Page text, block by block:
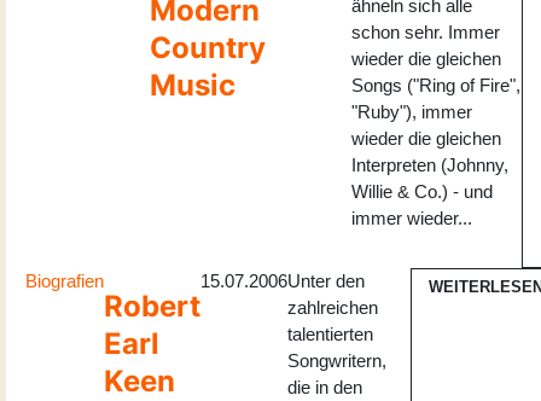
Modern
Country
Music
ähneln sich alle
schon sehr. Immer
wieder die gleichen
Songs ("Ring of Fire",
"Ruby"), immer
wieder die gleichen
Interpreten (Johnny,
Willie & Co.) - und
immer wieder...
Biografien
Robert
Earl
Keen
15.07.2006Unter den
zahlreichen
talentierten
Songwritern,
die in den